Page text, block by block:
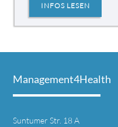
INFOS LESEN
Management4Health
Suntumer Str. 18 A